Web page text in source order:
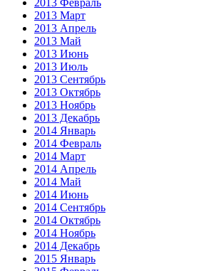
2013 Февраль
2013 Март
2013 Апрель
2013 Май
2013 Июнь
2013 Июль
2013 Сентябрь
2013 Октябрь
2013 Ноябрь
2013 Декабрь
2014 Январь
2014 Февраль
2014 Март
2014 Апрель
2014 Май
2014 Июнь
2014 Сентябрь
2014 Октябрь
2014 Ноябрь
2014 Декабрь
2015 Январь